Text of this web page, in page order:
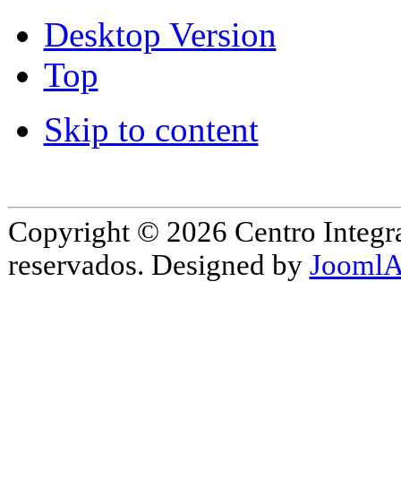
Desktop Version
Top
Skip to content
Copyright © 2026 Centro
reservados. Designed by